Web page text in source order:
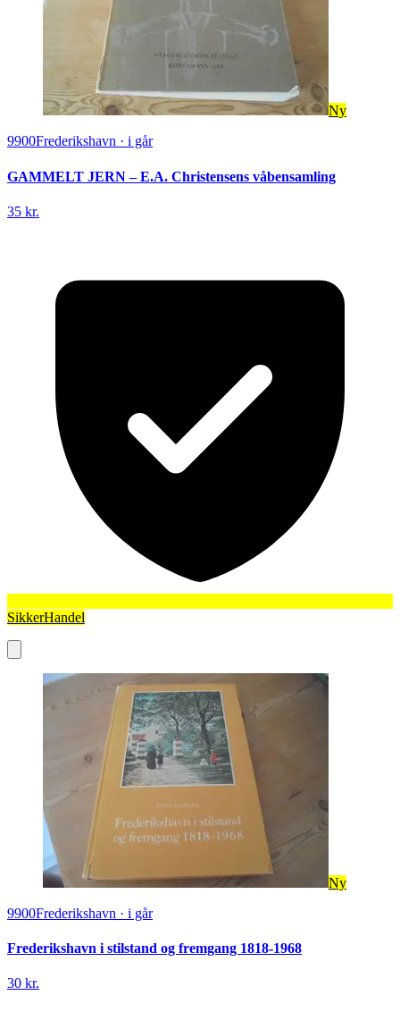
Ny
9900Frederikshavn · i går
GAMMELT JERN – E.A. Christensens våbensamling
35 kr.
SikkerHandel
Ny
9900Frederikshavn · i går
Frederikshavn i stilstand og fremgang 1818-1968
30 kr.